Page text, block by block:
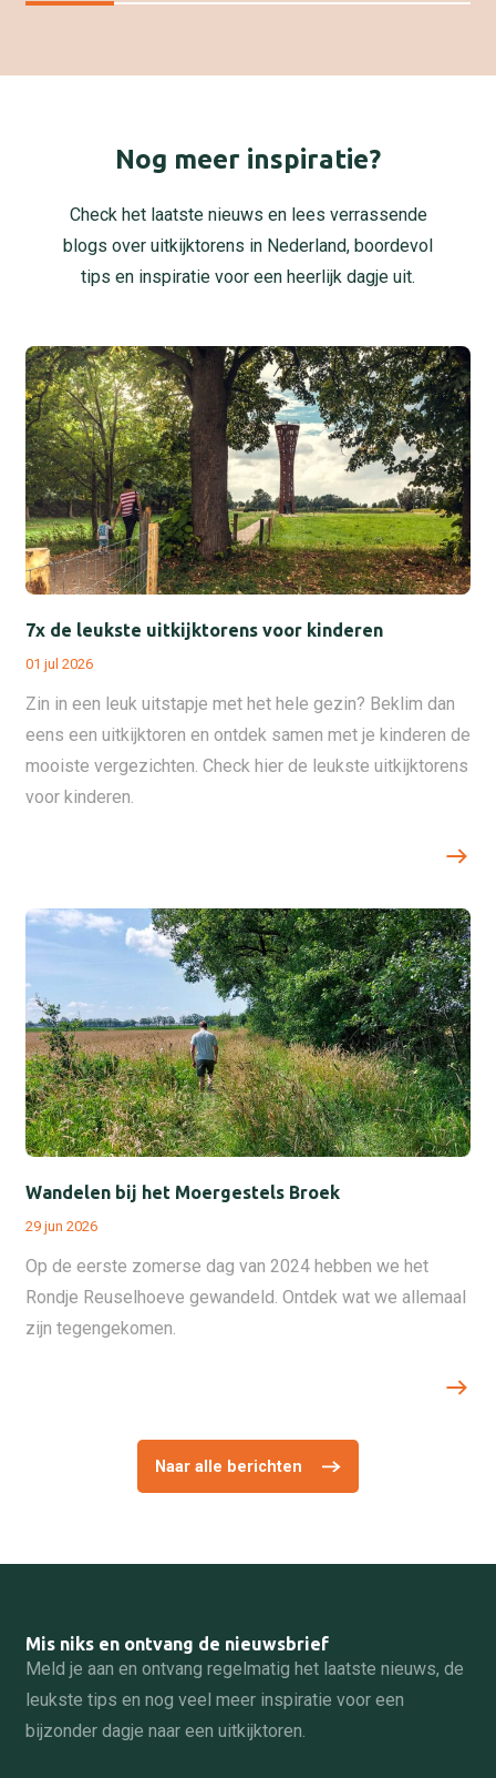
Nog meer inspiratie?
Check het laatste nieuws en lees verrassende
blogs over uitkijktorens in Nederland, boordevol
tips en inspiratie voor een heerlijk dagje uit.
7x de leukste uitkijktorens voor kinderen
01 jul 2026
Zin in een leuk uitstapje met het hele gezin? Beklim dan
eens een uitkijktoren en ontdek samen met je kinderen de
mooiste vergezichten. Check hier de leukste uitkijktorens
voor kinderen.
Wandelen bij het Moergestels Broek
29 jun 2026
Op de eerste zomerse dag van 2024 hebben we het
Rondje Reuselhoeve gewandeld. Ontdek wat we allemaal
zijn tegengekomen.
Naar alle berichten
Mis niks en ontvang de nieuwsbrief
Meld je aan en ontvang regelmatig het laatste nieuws, de
leukste tips en nog veel meer inspiratie voor een
bijzonder dagje naar een uitkijktoren.